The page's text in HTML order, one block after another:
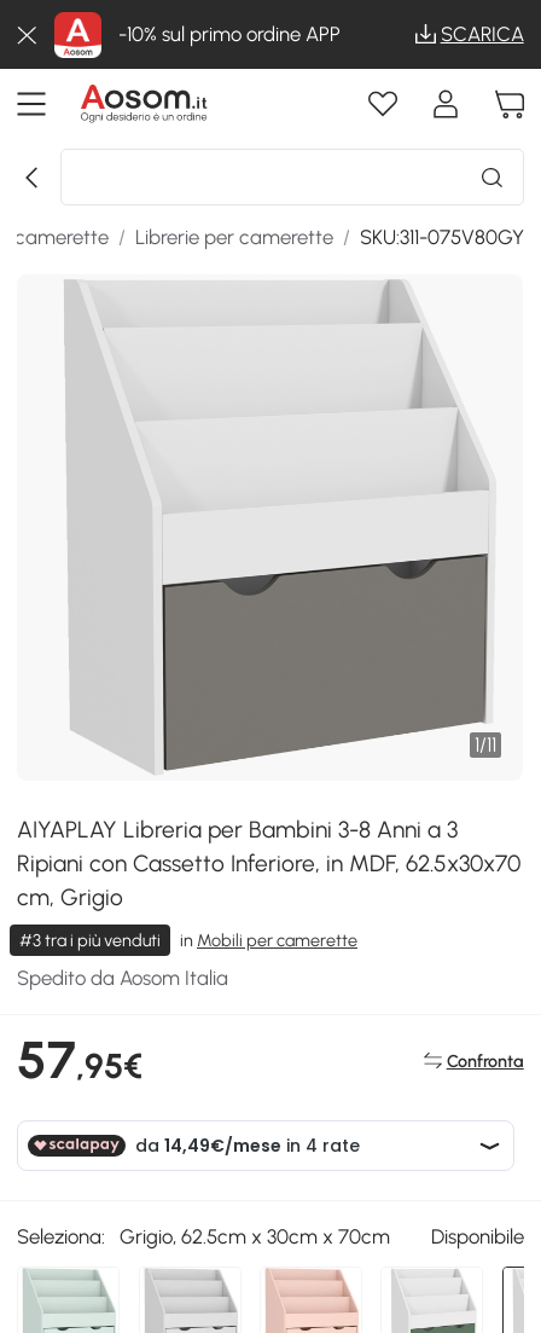
-10% sul primo ordine APP SCARICA
camerette / Librerie per camerette / SKU:311-075V80GY
1/11
AIYAPLAY Libreria per Bambini 3-8 Anni a 3
Ripiani con Cassetto Inferiore, in MDF, 62.5x30x70
cm, Grigio
#3 tra i più venduti in Mobili per camerette
Spedito da Aosom Italia
57,95€ Confronta
Seleziona: Grigio, 62.5cm x 30cm x 70cm Disponibile